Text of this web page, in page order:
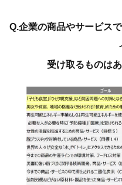
Q.企業の商品やサービス
受け取るものは